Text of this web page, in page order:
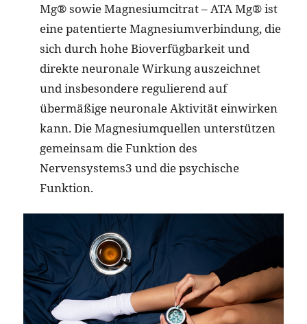
Mg® sowie Magnesiumcitrat – ATA Mg® ist
eine patentierte Magnesiumverbindung, die
sich durch hohe Bioverfügbarkeit und
direkte neuronale Wirkung auszeichnet
und insbesondere regulierend auf
übermäßige neuronale Aktivität einwirken
kann. Die Magnesiumquellen unterstützen
gemeinsam die Funktion des
Nervensystems3 und die psychische
Funktion.